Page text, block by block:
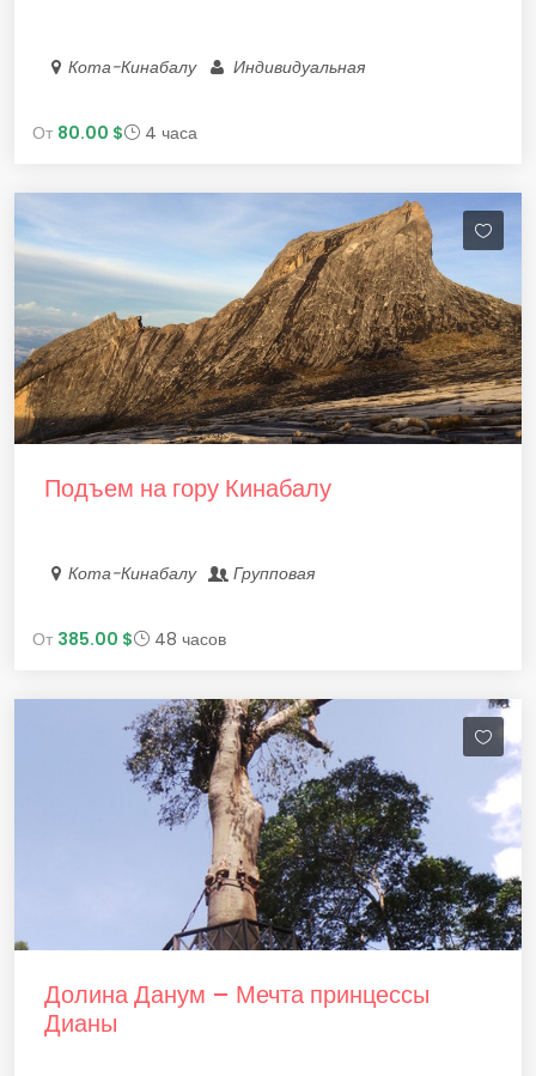
Кота-Кинабалу Индивидуальная
От 80.00 $ 4 часа
Подъем на гору Кинабалу
Кота-Кинабалу Групповая
От 385.00 $ 48 часов
Долина Данум – Мечта принцессы
Дианы